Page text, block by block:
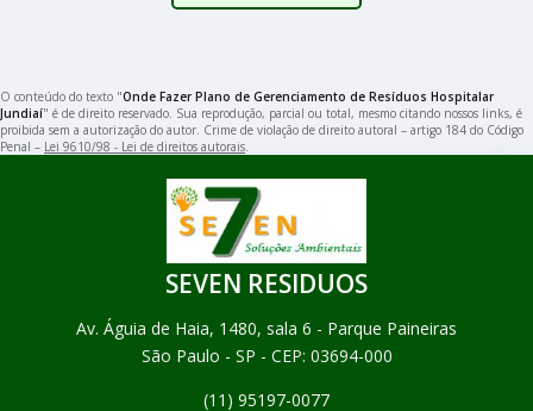
O conteúdo do texto "Onde Fazer Plano de Gerenciamento de Resíduos Hospitalar
Jundiaí" é de direito reservado. Sua reprodução, parcial ou total, mesmo citando nossos links, é
proibida sem a autorização do autor. Crime de violação de direito autoral – artigo 184 do Código
Penal – Lei 9610/98 - Lei de direitos autorais.
SEVEN RESIDUOS
Av. Águia de Haia, 1480, sala 6 - Parque Paineiras
São Paulo - SP - CEP: 03694-000
(11) 95197-0077